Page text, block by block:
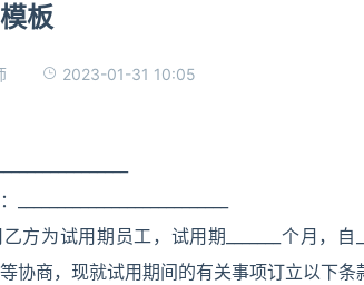
板
2023-01-31 10:05
为试用期员工，试用期_______个月，自
协商，现就试用期间的有关事项订立以下条